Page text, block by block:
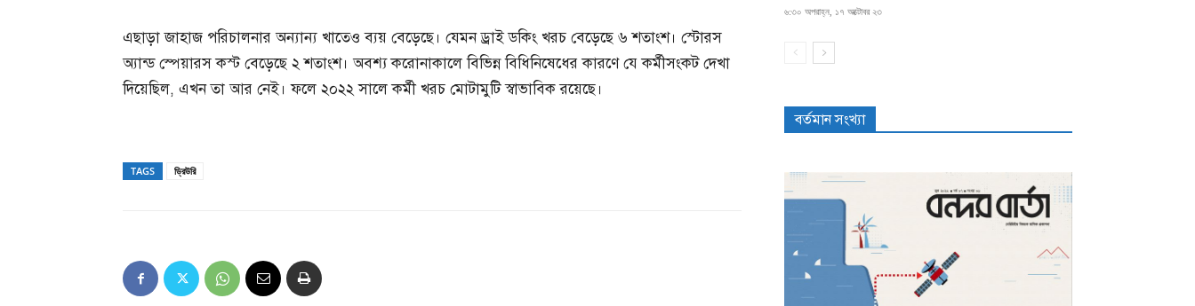
এছাড়া জাহাজ পরিচালনার অন্যান্য খাতেও ব্যয় বেড়েছে। যেমন ড্রাই ডকিং খরচ বেড়েছে ৬ শতাংশ। স্টোরস
অ্যান্ড স্পেয়ারস কস্ট বেড়েছে ২ শতাংশ। অবশ্য করোনাকালে বিভিন্ন বিধিনিষেধের কারণে যে কর্মীসংকট দেখা
দিয়েছিল, এখন তা আর নেই। ফলে ২০২২ সালে কর্মী খরচ মোটামুটি স্বাভাবিক রয়েছে।
TAGS ড্রিউরি
৬:৩০ অপরাহ্ন, ১৭ অক্টোবর ২৩
বর্তমান সংখ্যা